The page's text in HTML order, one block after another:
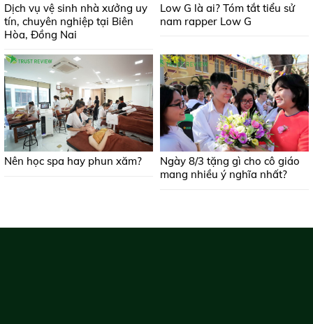
Dịch vụ vệ sinh nhà xưởng uy
tín, chuyên nghiệp tại Biên
Hòa, Đồng Nai
Low G là ai? Tóm tắt tiểu sử
nam rapper Low G
Nên học spa hay phun xăm?
Ngày 8/3 tặng gì cho cô giáo
mang nhiều ý nghĩa nhất?